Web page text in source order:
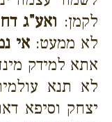
לקמן: ואע"ג
לא ממעט: אי
אתא למידק
לא תנא
יצחק וסיפא